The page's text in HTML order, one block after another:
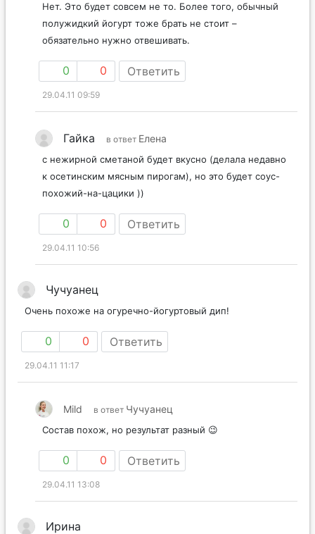
Нет. Это будет совсем не то. Более того, обычный
полужидкий йогурт тоже брать не стоит –
обязательно нужно отвешивать.
0 0 Ответить
29.04.11 09:59
Гайка в ответ Елена
с нежирной сметаной будет вкусно (делала недавно
к осетинским мясным пирогам), но это будет соус-
похожий-на-цацики ))
0 0 Ответить
29.04.11 10:56
Чучуанец
Очень похоже на огуречно-йогуртовый дип!
0 0 Ответить
29.04.11 11:17
Mild в ответ Чучуанец
Состав похож, но результат разный 😉
0 0 Ответить
29.04.11 13:08
Ирина